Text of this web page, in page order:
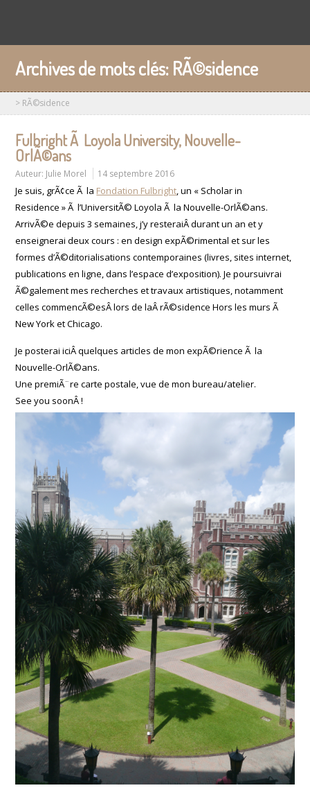
Archives de mots clés: RÃ©sidence
> RÃ©sidence
Fulbright Ã Loyola University, Nouvelle-
OrlÃ©ans
Auteur: Julie Morel 14 septembre 2016
Je suis, grÃ¢ce Ã la Fondation Fulbright, un « Scholar in
Residence » Ã l’UniversitÃ© Loyola Ã la Nouvelle-OrlÃ©ans.
ArrivÃ©e depuis 3 semaines, j’y resteraiÂ durant un an et y
enseignerai deux cours : en design expÃ©rimental et sur les
formes d’Ã©ditorialisations contemporaines (livres, sites internet,
publications en ligne, dans l’espace d’exposition). Je poursuivrai
Ã©galement mes recherches et travaux artistiques, notamment
celles commencÃ©esÂ lors de laÂ rÃ©sidence Hors les murs Ã
New York et Chicago.
Je posterai iciÂ quelques articles de mon expÃ©rience Ã la
Nouvelle-OrlÃ©ans.
Une premiÃ¨re carte postale, vue de mon bureau/atelier.
See you soonÂ !